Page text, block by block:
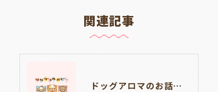
関連記事
ドッグアロマのお話を聞きました🐶岐阜県養老町のブリーダー「ワンダフルパピー」です。